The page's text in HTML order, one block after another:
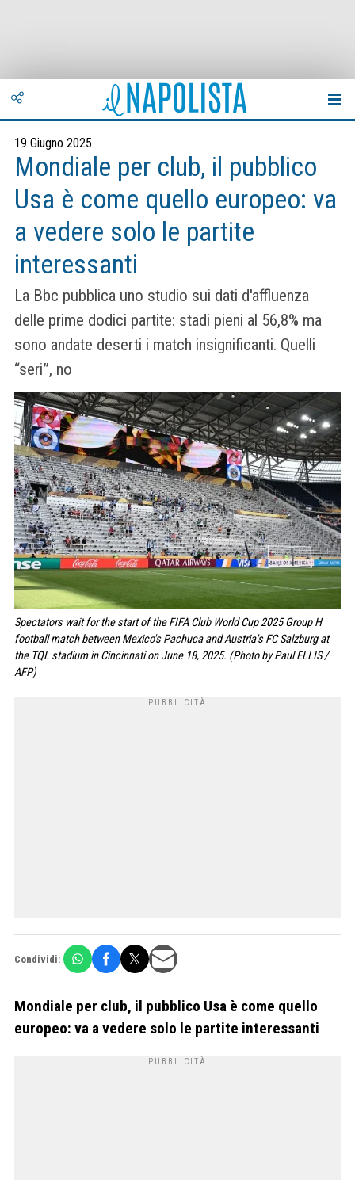
19 Giugno 2025
Mondiale per club, il pubblico
Usa è come quello europeo: va
a vedere solo le partite
interessanti
La Bbc pubblica uno studio sui dati d'affluenza
delle prime dodici partite: stadi pieni al 56,8% ma
sono andate deserti i match insignificanti. Quelli
“seri”, no
Spectators wait for the start of the FIFA Club World Cup 2025 Group H
football match between Mexico's Pachuca and Austria's FC Salzburg at
the TQL stadium in Cincinnati on June 18, 2025. (Photo by Paul ELLIS /
AFP)
Condividi:
Mondiale per club, il pubblico Usa è come quello
europeo: va a vedere solo le partite interessanti